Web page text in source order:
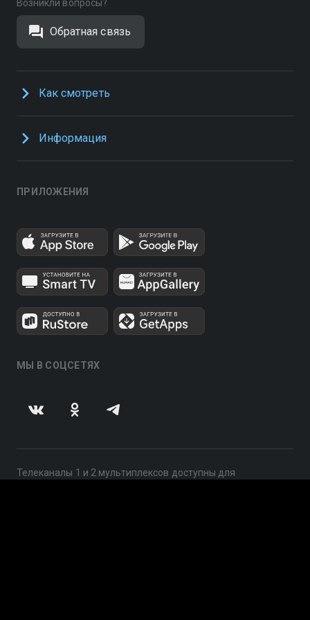
Возникли вопросы?
Обратная связь
Как смотреть
Информация
ПРИЛОЖЕНИЯ
МЫ В СОЦСЕТЯХ
Телеканалы 1 и 2 мультиплексов доступны для